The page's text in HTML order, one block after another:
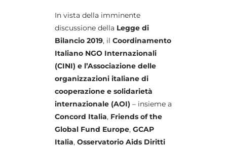
In vista della imminente
discussione della Legge di
Bilancio 2019, il Coordinamento
Italiano NGO Internazionali
(CINI) e l’Associazione delle
organizzazioni italiane di
cooperazione e solidarietà
internazionale (AOI) – insieme a
Concord Italia, Friends of the
Global Fund Europe, GCAP
Italia, Osservatorio Aids Diritti